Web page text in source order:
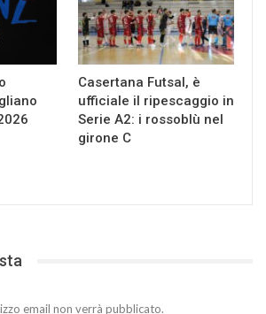
Casertana Futsal, è
ufficiale il ripescaggio in
Serie A2: i rossoblù nel
girone C
email non verrà pubblicato.